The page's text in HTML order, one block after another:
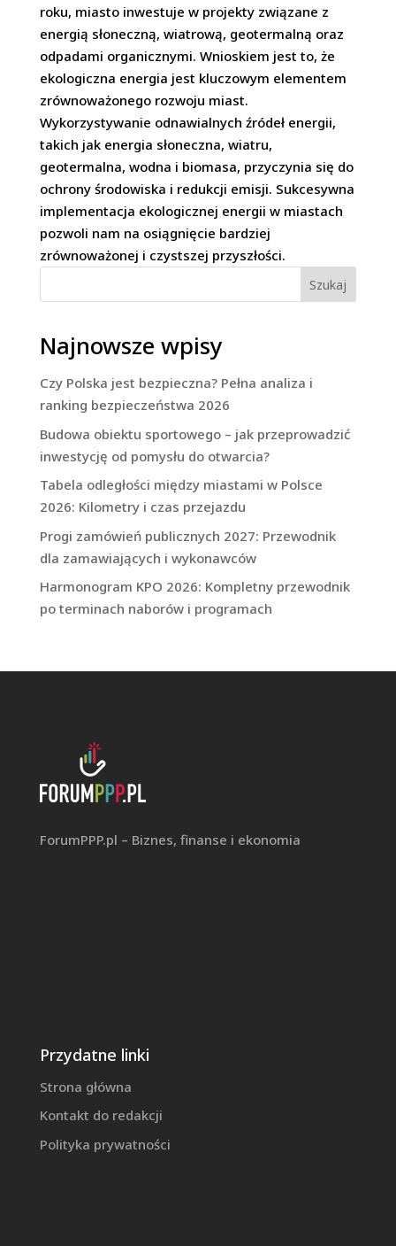
roku, miasto inwestuje w projekty związane z
energią słoneczną, wiatrową, geotermalną oraz
odpadami organicznymi. Wnioskiem jest to, że
ekologiczna energia jest kluczowym elementem
zrównoważonego rozwoju miast.
Wykorzystywanie odnawialnych źródeł energii,
takich jak energia słoneczna, wiatru,
geotermalna, wodna i biomasa, przyczynia się do
ochrony środowiska i redukcji emisji. Sukcesywna
implementacja ekologicznej energii w miastach
pozwoli nam na osiągnięcie bardziej
zrównoważonej i czystszej przyszłości.
Szukaj
Najnowsze wpisy
Czy Polska jest bezpieczna? Pełna analiza i
ranking bezpieczeństwa 2026
Budowa obiektu sportowego – jak przeprowadzić
inwestycję od pomysłu do otwarcia?
Tabela odległości między miastami w Polsce
2026: Kilometry i czas przejazdu
Progi zamówień publicznych 2027: Przewodnik
dla zamawiających i wykonawców
Harmonogram KPO 2026: Kompletny przewodnik
po terminach naborów i programach
ForumPPP.pl – Biznes, finanse i ekonomia
Przydatne linki
Strona główna
Kontakt do redakcji
Polityka prywatności